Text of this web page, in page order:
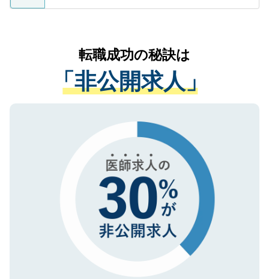
ているすべての個人データはご本人の許可
は、個人情報の取り扱いについての厳密な
管理基準を満たした事業者のみに付与され
る、プライバシーマークを取得済みです。
ご登録いただいた個人情報は、SSL（デー
で、機密保持に関してもご安心ください。
かがいして、現在の医療機関の状況や紹介
経験をまじえながら、適切なアドバイスを
させていただきます。すぐにご転職をされ
ない方には、長期的なサポートが可能です
ので、まずはご登録ください。
転職成功の秘訣は
「非公開求人」